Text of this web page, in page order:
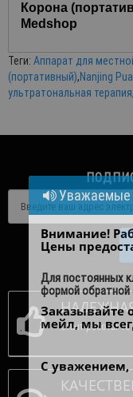
Корона
Medshop
Теги: Аппарат для
(портативный),Nanjing
ультратональная терапия,
Опыт работы 10
Уважаемые
Внимание!
Цены
Для постоянных
формой обратной
Заказывайте
мейл, мы
С